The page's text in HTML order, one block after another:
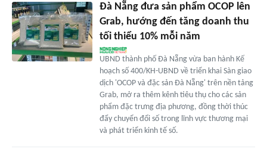
Đà Nẵng đưa sản phẩm OCOP lên
Grab, hướng đến tăng doanh thu
tối thiểu 10% mỗi năm
UBND thành phố Đà Nẵng vừa ban hành Kế
hoạch số 400/KH-UBND về triển khai Sàn giao
dịch 'OCOP và đặc sản Đà Nẵng' trên nền tảng
Grab, mở ra thêm kênh tiêu thụ cho các sản
phẩm đặc trưng địa phương, đồng thời thúc
đẩy chuyển đổi số trong lĩnh vực thương mại
và phát triển kinh tế số.